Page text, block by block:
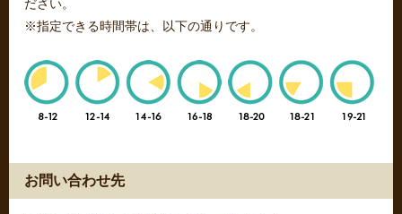
ださい。
※指定できる時間帯は、以下の通りです。
お問い合わせ先